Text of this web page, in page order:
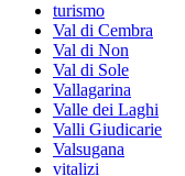
turismo
Val di Cembra
Val di Non
Val di Sole
Vallagarina
Valle dei Laghi
Valli Giudicarie
Valsugana
vitalizi